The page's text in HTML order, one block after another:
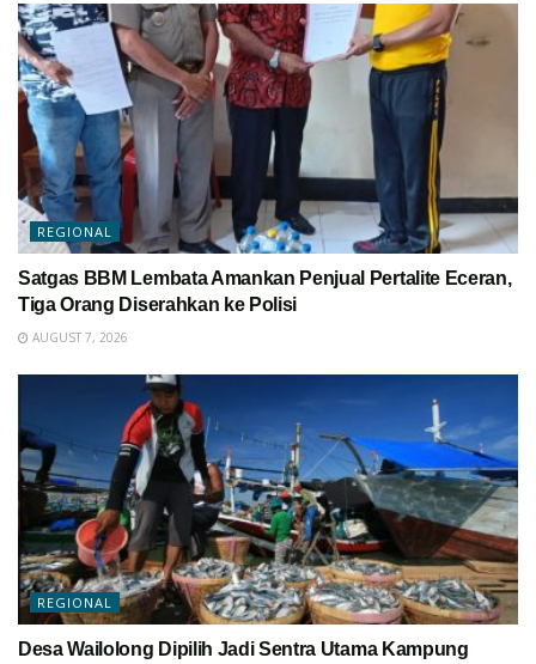
REGIONAL
Satgas BBM Lembata Amankan Penjual Pertalite Eceran,
Tiga Orang Diserahkan ke Polisi
AUGUST 7, 2026
REGIONAL
Desa Wailolong Dipilih Jadi Sentra Utama Kampung